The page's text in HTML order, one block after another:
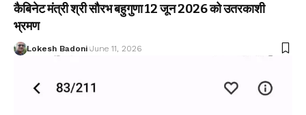
कैबिनेट मंत्री श्री सौरभ बहुगुणा 12 जून 2026 को उतरकाशी
भ्रमण
Lokesh Badoni June 11, 2026